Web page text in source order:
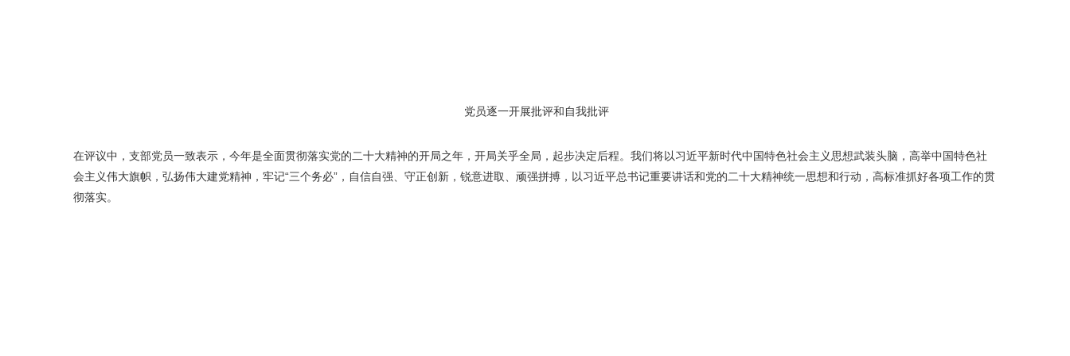
党员逐一开展批评和自我批评
在评议中，支部党员一致表示，今年是全面贯彻落实党的二十大精神的开局之年，开局关乎全局，起步决定后程。我们将以习近平新时代中国特色社会主义思想武装头脑，高举中国特色社
会主义伟大旗帜，弘扬伟大建党精神，牢记“三个务必”，自信自强、守正创新，锐意进取、顽强拼搏，以习近平总书记重要讲话和党的二十大精神统一思想和行动，高标准抓好各项工作的贯
彻落实。